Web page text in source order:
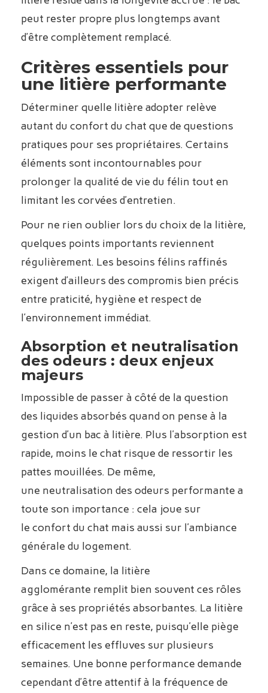
peut rester propre plus longtemps avant
d’être complètement remplacé.
Critères essentiels pour
une litière performante
Déterminer quelle litière adopter relève
autant du confort du chat que de questions
pratiques pour ses propriétaires. Certains
éléments sont incontournables pour
prolonger la qualité de vie du félin tout en
limitant les corvées d’entretien.
Pour ne rien oublier lors du choix de la litière,
quelques points importants reviennent
régulièrement. Les besoins félins raffinés
exigent d’ailleurs des compromis bien précis
entre praticité, hygiène et respect de
l’environnement immédiat.
Absorption et neutralisation
des odeurs : deux enjeux
majeurs
Impossible de passer à côté de la question
des liquides absorbés quand on pense à la
gestion d’un bac à litière. Plus l’absorption est
rapide, moins le chat risque de ressortir les
pattes mouillées. De même,
une neutralisation des odeurs performante a
toute son importance : cela joue sur
le confort du chat mais aussi sur l’ambiance
générale du logement.
Dans ce domaine, la litière
agglomérante remplit bien souvent ces rôles
grâce à ses propriétés absorbantes. La litière
en silice n’est pas en reste, puisqu’elle piège
efficacement les effluves sur plusieurs
semaines. Une bonne performance demande
cependant d’être attentif à la fréquence de